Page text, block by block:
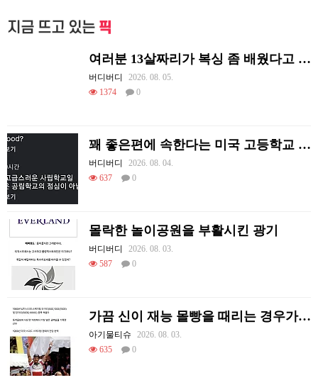
지금 뜨고 있는 픽
여러분 13살짜리가 복싱 좀 배웠다고 깝치는데 어떻게 할까요?
버디버디
2026. 08. 05.
1374
0
꽤 좋은편에 속한다는 미국 고등학교 급식.mp4
버디버디
2026. 08. 04.
637
0
몰락한 놀이공원을 부활시킨 광기
버디버디
2026. 08. 03.
587
0
가끔 신이 재능 몰빵을 때리는 경우가 있음
아기물티슈
2026. 08. 03.
635
0